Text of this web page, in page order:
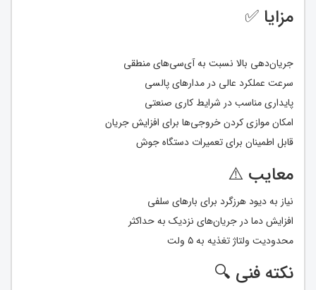
مزایا ✅
جریان‌دهی بالا نسبت به آی‌سی‌های منطقی
سرعت عملکرد عالی در مدارهای پالسی
پایداری مناسب در شرایط کاری صنعتی
امکان موازی کردن خروجی‌ها برای افزایش جریان
قابل اطمینان برای تعمیرات دستگاه جوش
معایب ⚠️
نیاز به دیود هرزگرد برای بارهای سلفی
افزایش دما در جریان‌های نزدیک به حداکثر
محدودیت ولتاژ تغذیه به ۵ ولت
نکته فنی 🔍